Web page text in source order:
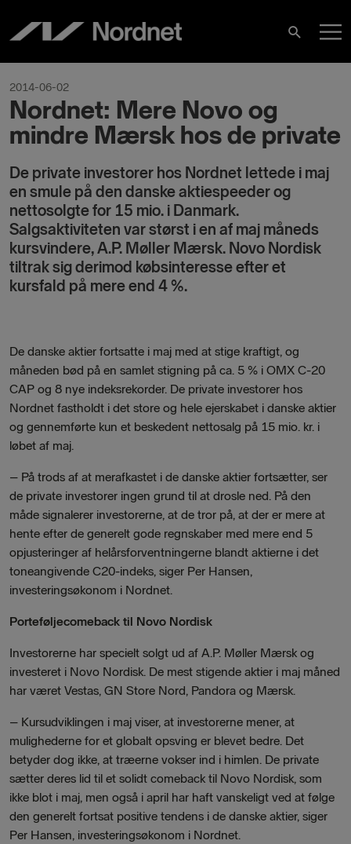
content
Search
2014-06-02
Nordnet: Mere Novo og
mindre Mærsk hos de private
De private investorer hos Nordnet lettede i maj
en smule på den danske aktiespeeder og
nettosolgte for 15 mio. i Danmark.
Salgsaktiviteten var størst i en af maj måneds
kursvindere, A.P. Møller Mærsk. Novo Nordisk
tiltrak sig derimod købsinteresse efter et
kursfald på mere end 4 %.
De danske aktier fortsatte i maj med at stige kraftigt, og
måneden bød på en samlet stigning på ca. 5 % i OMX C-20
CAP og 8 nye indeksrekorder. De private investorer hos
Nordnet fastholdt i det store og hele ejerskabet i danske aktier
og gennemførte kun et beskedent nettosalg på 15 mio. kr. i
løbet af maj.
– På trods af at merafkastet i de danske aktier fortsætter, ser
de private investorer ingen grund til at drosle ned. På den
måde signalerer investorerne, at de tror på, at der er mere at
hente efter de generelt gode regnskaber med mere end 5
opjusteringer af helårsforventningerne blandt aktierne i det
toneangivende C20-indeks, siger Per Hansen,
investeringsøkonom i Nordnet.
Porteføljecomeback til Novo Nordisk
Investorerne har specielt solgt ud af A.P. Møller Mærsk og
investeret i Novo Nordisk. De mest stigende aktier i maj måned
har været Vestas, GN Store Nord, Pandora og Mærsk.
– Kursudviklingen i maj viser, at investorerne mener, at
mulighederne for et globalt opsving er blevet bedre. Det
betyder dog ikke, at træerne vokser ind i himlen. De private
sætter deres lid til et solidt comeback til Novo Nordisk, som
ikke blot i maj, men også i april har haft vanskeligt ved at følge
den generelt fortsat positive tendens i de danske aktier, siger
Per Hansen, investeringsøkonom i Nordnet.